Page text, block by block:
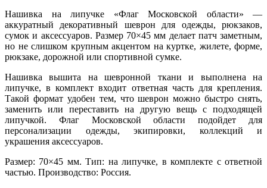
Нашивка на липучке «Флаг Московской области» —
аккуратный декоративный шеврон для одежды, рюкзаков,
сумок и аксессуаров. Размер 70×45 мм делает патч заметным,
но не слишком крупным акцентом на куртке, жилете, форме,
рюкзаке, дорожной или спортивной сумке.
Нашивка вышита на шевронной ткани и выполнена на
липучке, в комплект входит ответная часть для крепления.
Такой формат удобен тем, что шеврон можно быстро снять,
заменить или переставить на другую вещь с подходящей
липучкой. Флаг Московской области подойдет для
персонализации одежды, экипировки, коллекций и
украшения аксессуаров.
Размер: 70×45 мм. Тип: на липучке, в комплекте с ответной
частью. Производство: Россия.